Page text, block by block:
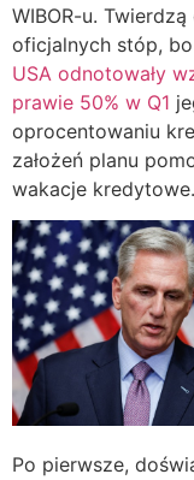
WIBOR-u.
oficjalnych stóp,
USA odnotowały
prawie 50% w Q1
oprocentowaniu
założeń planu
wakacje kredytowe.
Po pierwsze,